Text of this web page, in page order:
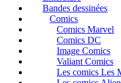
Bandes dessinées
Comics
Comics Marvel
Comics DC
Image Comics
Valiant Comics
Les comics Les